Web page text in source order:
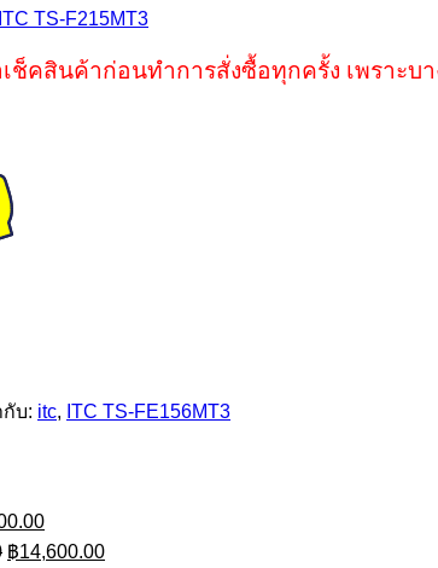
ITC TS-F215MT3
ช็คสินค้าก่อนทำการสั่งซื้อทุกครั้ง เพราะบ
บ: itc, ITC TS-FE156MT3
Current
price
Original
฿14,600.00Current